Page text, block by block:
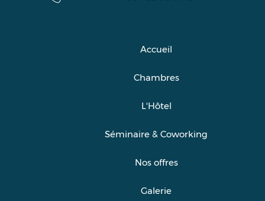
Accueil
Chambres
L'Hôtel
Séminaire & Coworking
Nos offres
Galerie